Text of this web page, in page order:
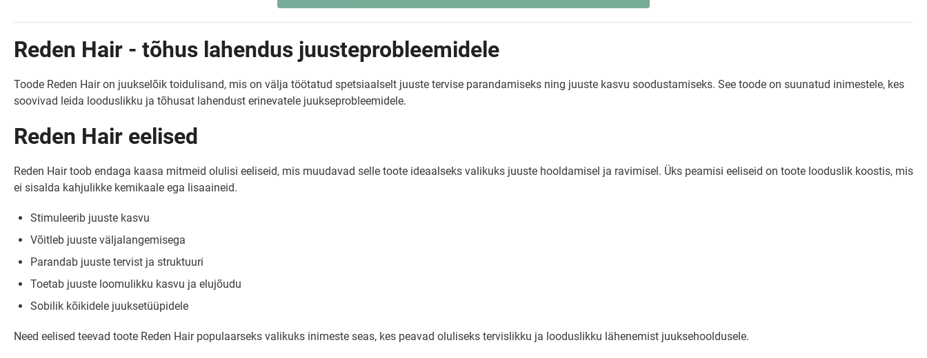
Reden Hair - tõhus lahendus juusteprobleemidele
Toode Reden Hair on juukselõik toidulisand, mis on välja töötatud spetsiaalselt juuste tervise parandamiseks ning juuste kasvu soodustamiseks. See toode on suunatud inimestele, kes
soovivad leida looduslikku ja tõhusat lahendust erinevatele juukseprobleemidele.
Reden Hair eelised
Reden Hair toob endaga kaasa mitmeid olulisi eeliseid, mis muudavad selle toote ideaalseks valikuks juuste hooldamisel ja ravimisel. Üks peamisi eeliseid on toote looduslik koostis, mis
ei sisalda kahjulikke kemikaale ega lisaaineid.
Stimuleerib juuste kasvu
Võitleb juuste väljalangemisega
Parandab juuste tervist ja struktuuri
Toetab juuste loomulikku kasvu ja elujõudu
Sobilik kõikidele juuksetüüpidele
Need eelised teevad toote Reden Hair populaarseks valikuks inimeste seas, kes peavad oluliseks tervislikku ja looduslikku lähenemist juuksehooldusele.